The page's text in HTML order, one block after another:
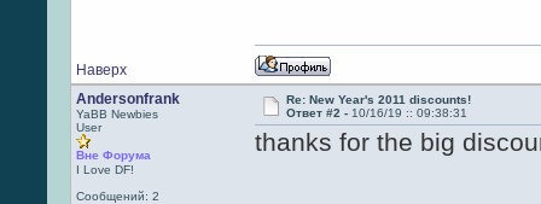
Наверх
Andersonfrank
YaBB Newbies
User
Вне Форума
I Love DF!
Сообщений: 2
Re: New Year's 2011 discounts!
Ответ #2 - 10/16/19 :: 09:38:31
thanks for the big